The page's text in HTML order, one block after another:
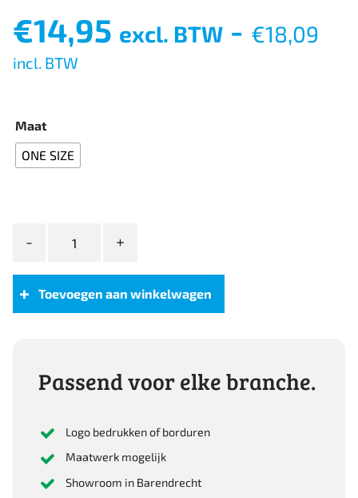
€14,95 excl. BTW - €18,09
incl. BTW
Maat
ONE SIZE
Stretch
aantal
Toevoegen aan winkelwagen
Passend voor elke branche.
Logo bedrukken of borduren
Maatwerk mogelijk
Showroom in Barendrecht